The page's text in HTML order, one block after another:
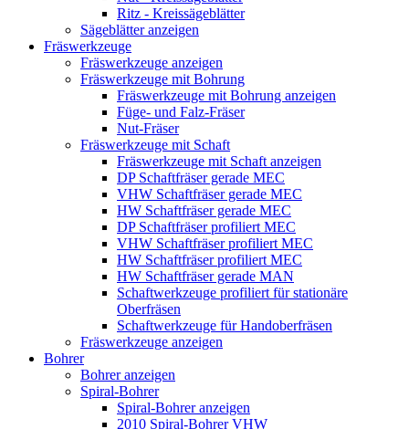
Ritz - Kreissägeblätter
Sägeblätter anzeigen
Fräswerkzeuge
Fräswerkzeuge anzeigen
Fräswerkzeuge mit Bohrung
Fräswerkzeuge mit Bohrung anzeigen
Füge- und Falz-Fräser
Nut-Fräser
Fräswerkzeuge mit Schaft
Fräswerkzeuge mit Schaft anzeigen
DP Schaftfräser gerade MEC
VHW Schaftfräser gerade MEC
HW Schaftfräser gerade MEC
DP Schaftfräser profiliert MEC
VHW Schaftfräser profiliert MEC
HW Schaftfräser profiliert MEC
HW Schaftfräser gerade MAN
Schaftwerkzeuge profiliert für stationäre
Oberfräsen
Schaftwerkzeuge für Handoberfräsen
Fräswerkzeuge anzeigen
Bohrer
Bohrer anzeigen
Spiral-Bohrer
Spiral-Bohrer anzeigen
2010 Spiral-Bohrer VHW